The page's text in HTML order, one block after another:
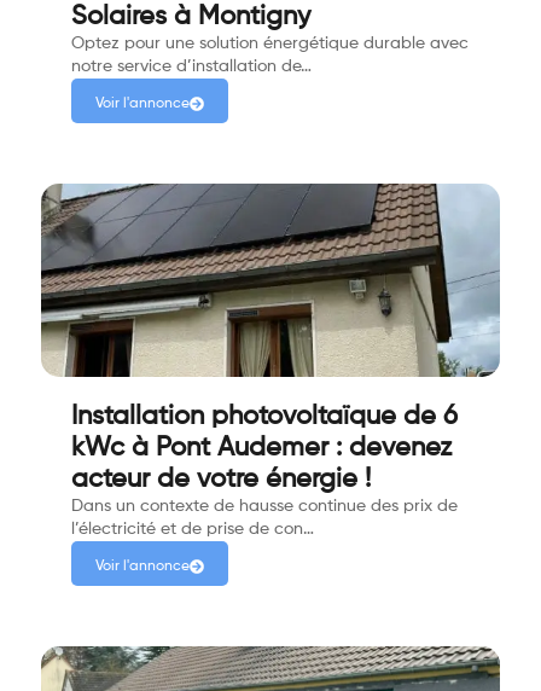
Solaires à Montigny
Optez pour une solution énergétique durable avec
notre service d’installation de…
Voir l'annonce
Installation photovoltaïque de 6
kWc à Pont Audemer : devenez
acteur de votre énergie !
Dans un contexte de hausse continue des prix de
l’électricité et de prise de con…
Voir l'annonce